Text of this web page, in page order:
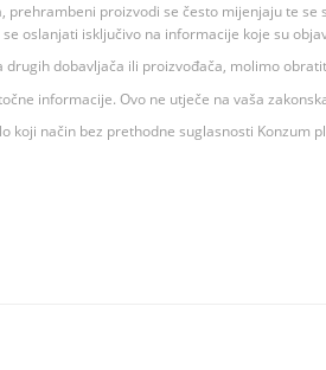
proizvodi se često mijenjaju te
oslanjati isključivo na informacije koje su
dobavljača ili proizvođača, molimo
informacije. Ovo ne utječe na vaša
način bez prethodne suglasnosti Konzum